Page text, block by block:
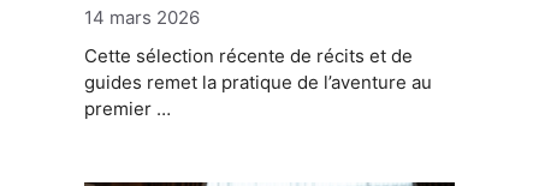
14 mars 2026
Cette sélection récente de récits et de
guides remet la pratique de l’aventure au
premier …